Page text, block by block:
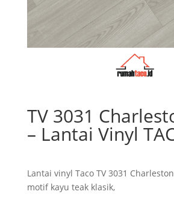
TV 3031
– Lantai Vinyl
Lantai vinyl Taco TV 3031
motif kayu teak klasik,